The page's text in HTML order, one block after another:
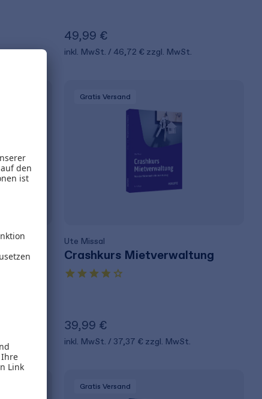
49,99 €
inkl. MwSt. 46,72 € zzgl. MwSt.
Gratis Versand
Ute Missal
Crashkurs Mietverwaltung
39,99 €
inkl. MwSt. 37,37 € zzgl. MwSt.
Gratis Versand